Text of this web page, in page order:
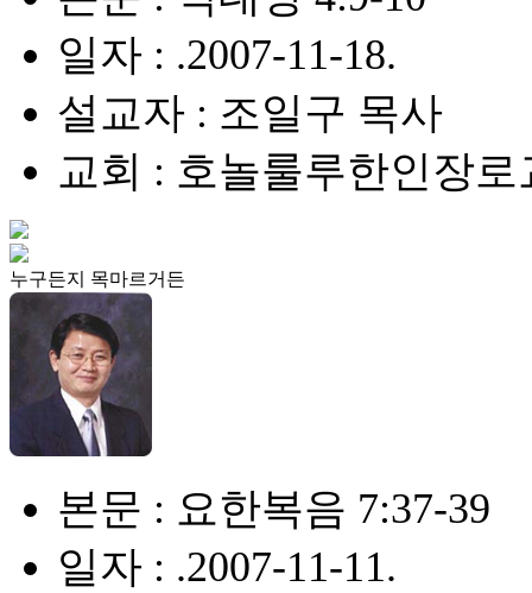
일자 : .2007-11-18.
설교자 : 조일구 목사
교회 : 호놀룰루한인장로
누구든지 목마르거든
본문 : 요한복음 7:37-39
일자 : .2007-11-11.